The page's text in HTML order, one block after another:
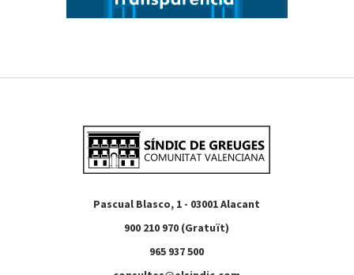
Pascual Blasco, 1 - 03001 Alacant
900 210 970 (Gratuït)
965 937 500